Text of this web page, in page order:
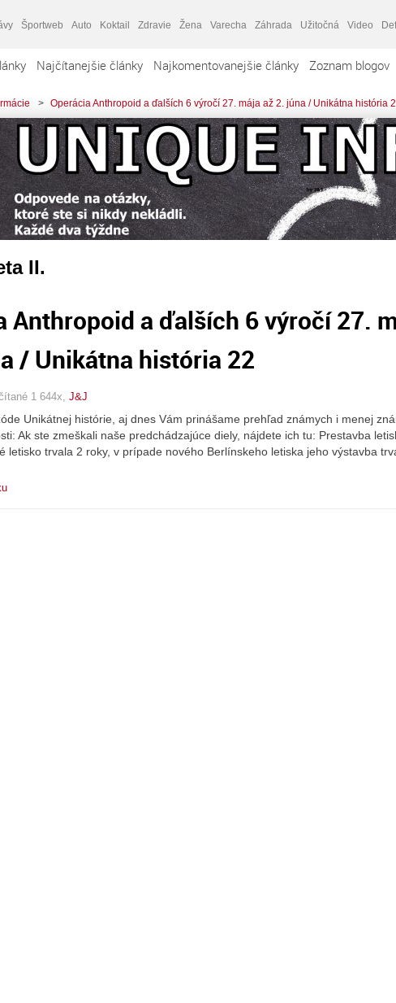
Športweb Auto Koktail Zdravie Žena Varecha Záhrada Užitočná Video
Najčítanejšie články Najkomentovanejšie články Zoznam blogov
> Operácia Anthropoid a ďalších 6 výročí 27. mája až 2. júna / Unikátna história
II.
Anthropoid a ďalších 6 výročí 27.
/ Unikátna história 22
1 644x, J&J
Unikátnej histórie, aj dnes Vám prinášame prehľad známych i menej
Ak ste zmeškali naše predchádzajúce diely, nájdete ich tu: Prestavba
letisko trvala 2 roky, v prípade nového Berlínskeho letiska jeho výstavba